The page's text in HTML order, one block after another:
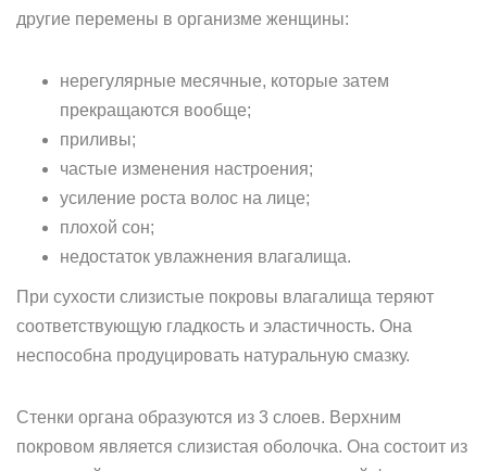
другие перемены в организме женщины:
нерегулярные месячные, которые затем
прекращаются вообще;
приливы;
частые изменения настроения;
усиление роста волос на лице;
плохой сон;
недостаток увлажнения влагалища.
При сухости слизистые покровы влагалища теряют
соответствующую гладкость и эластичность. Она
неспособна продуцировать натуральную смазку.
Стенки органа образуются из 3 слоев. Верхним
покровом является слизистая оболочка. Она состоит из